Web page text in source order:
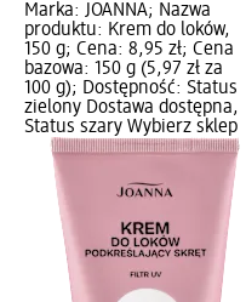
Marka: JOANNA; Nazwa
produktu: Krem do loków,
150 g; Cena: 8,95 zł; Cena
bazowa: 150 g (5,97 zł za
100 g); Dostępność: Status
zielony Dostawa dostępna,
Status szary Wybierz sklep